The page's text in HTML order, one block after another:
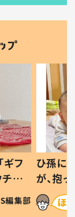
ギフ
給
#令
編集部
ひ孫に
が、抱
に「涙
方ない」